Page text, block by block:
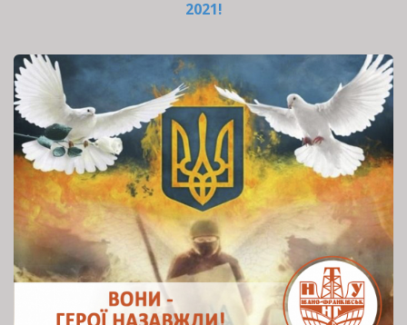
2021!